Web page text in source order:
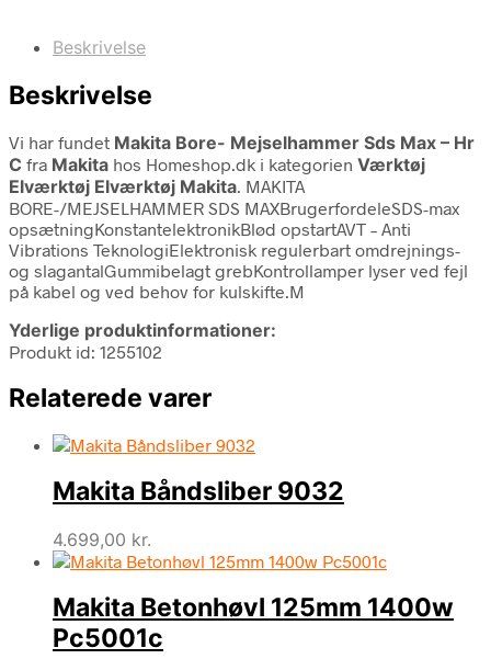
Beskrivelse
Beskrivelse
Vi har fundet Makita Bore- Mejselhammer Sds Max – Hr
C fra Makita hos Homeshop.dk i kategorien Værktøj
Elværktøj Elværktøj Makita. MAKITA
BORE-/MEJSELHAMMER SDS MAXBrugerfordeleSDS-max
opsætningKonstantelektronikBlød opstartAVT – Anti
Vibrations TeknologiElektronisk regulerbart omdrejnings-
og slagantalGummibelagt grebKontrollamper lyser ved fejl
på kabel og ved behov for kulskifte.M
Yderlige produktinformationer:
Produkt id: 1255102
Relaterede varer
Makita Båndsliber 9032
4.699,00 kr.
Makita Betonhøvl 125mm 1400w
Pc5001c